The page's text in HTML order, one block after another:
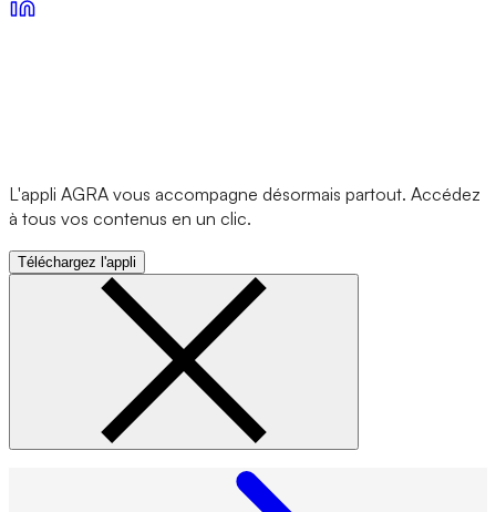
L'appli AGRA vous accompagne désormais partout. Accédez
à tous vos contenus en un clic.
Téléchargez l'appli